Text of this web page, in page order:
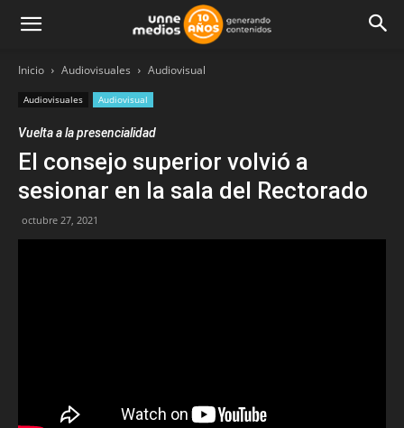
Inicio Audiovisuales Audiovisual
Audiovisuales Audiovisual
Vuelta a la presencialidad
El consejo superior volvió a
sesionar en la sala del Rectorado
octubre 27, 2021